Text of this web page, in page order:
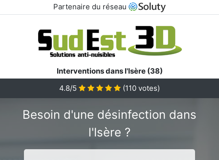
Partenaire du réseau
Interventions dans l'Isère (38)
4.8/5 (110 votes)
Besoin d'une désinfection dans
l'Isère ?